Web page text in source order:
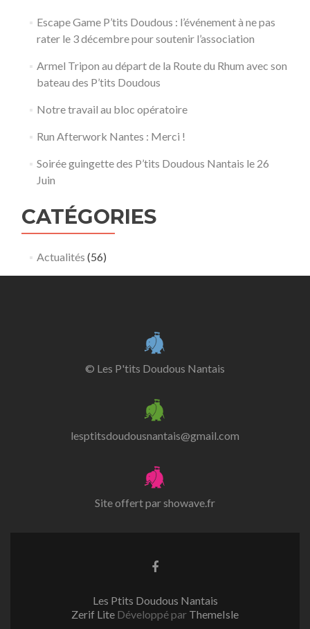
Escape Game P’tits Doudous : l’événement à ne pas
rater le 3 décembre pour soutenir l’association
Armel Tripon au départ de la Route du Rhum avec son
bateau des P’tits Doudous
Notre travail au bloc opératoire
Run Afterwork Nantes : Merci !
Soirée guingette des P’tits Doudous Nantais le 26
Juin
CATÉGORIES
Actualités (56)
© Les P'tits Doudous Nantais
lesptitsdoudousnantais@gmail.com
Site offert parshowave.fr
Lien
Les Ptits Doudous Nantais
Zerif Lite Développé par ThemeIsle